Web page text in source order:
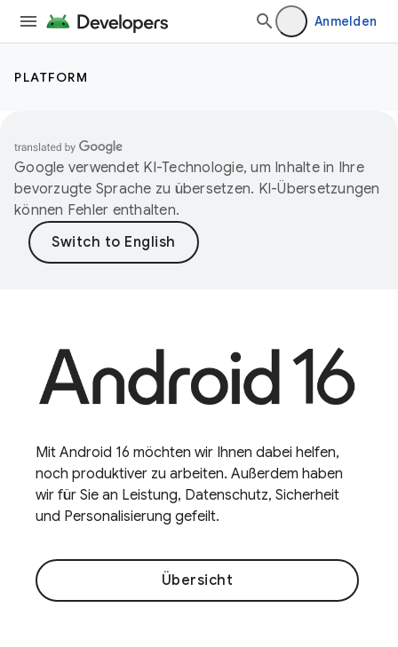
Anmelden
PLATFORM
Google verwendet KI-Technologie, um Inhalte in Ihre
bevorzugte Sprache zu übersetzen. KI-Übersetzungen
können Fehler enthalten.
Mit Android 16 möchten wir Ihnen dabei helfen,
noch produktiver zu arbeiten. Außerdem haben
wir für Sie an Leistung, Datenschutz, Sicherheit
und Personalisierung gefeilt.
Übersicht